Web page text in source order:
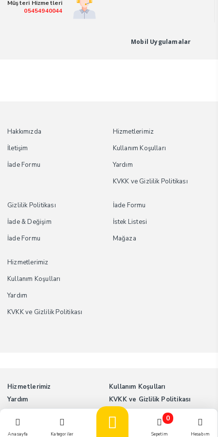
Anasayfa Kategoriler
0
Sepetim Hesabım
Ayak
Törpüsü
Müşteri Hizmetleri
05454940044
Mobil Uygulamalar
Hakkımızda
İletişim
İade Formu
Hizmetlerimiz
Kullanım Koşulları
Yardım
KVKK ve Gizlilik Politikası
Gizlilik Politikası
İade & Değişim
İade Formu
İade Formu
İstek Listesi
Mağaza
Hizmetlerimiz
Kullanım Koşulları
Yardım
KVKK ve Gizlilik Politikası
Hizmetlerimiz
Kullanım Koşulları
Yardım
KVKK ve Gizlilik Politikası
Tüm Hakları Saklıdır. © 2025 myEvim - myevim.com